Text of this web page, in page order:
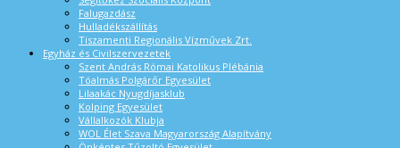
Falugazdász
Hulladékszállítás
Tiszamenti Regionális Vízművek Zrt.
Egyház és Civilszervezetek
Szent András Római Katolikus Plébánia
Tóalmás Polgárőr Egyesület
Lilaakác Nyugdíjasklub
Kolping Egyesület
Vállalkozók Klubja
WOL Élet Szava Magyarország Alapítvány